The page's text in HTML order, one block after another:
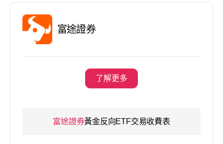
富途證券
了解更多
富途證券黃金反向ETF交易收費表